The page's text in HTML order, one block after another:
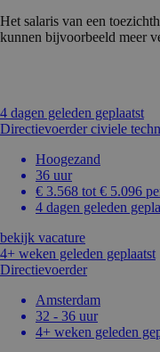
Het salaris van een
kunnen bijvoorbeeld meer
4 dagen geleden geplaatst
Directievoerder civiele
Hoogezand
36 uur
€ 3.568 tot € 5.096
4 dagen geleden
bekijk vacature
4+ weken geleden geplaatst
Directievoerder
Amsterdam
32 - 36 uur
4+ weken geleden